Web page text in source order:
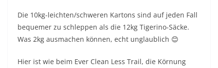
Die 10kg-leichten/schweren Kartons sind auf jeden Fall
bequemer zu schleppen als die 12kg Tigerino-Säcke.
Was 2kg ausmachen können, echt unglaublich 😊
Hier ist wie beim Ever Clean Less Trail, die Körnung